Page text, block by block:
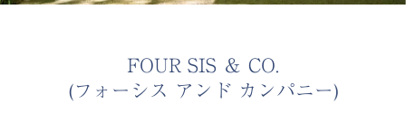
FOUR SIS ＆ CO.
(フォーシス アンド カンパニー)